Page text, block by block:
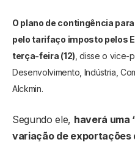
O plano de contingência
pelo tarifaço imposto pelos
terça-feira (12) , disse o vice-
Desenvolvimento, Indústria,
Alckmin.
Segundo ele, haverá uma
variação de exportações